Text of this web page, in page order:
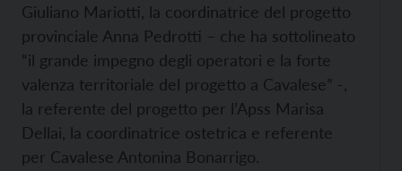
Giuliano Mariotti, la coordinatrice del progetto
provinciale Anna Pedrotti – che ha sottolineato
“il grande impegno degli operatori e la forte
valenza territoriale del progetto a Cavalese” -,
la referente del progetto per l’Apss Marisa
Dellai, la coordinatrice ostetrica e referente
per Cavalese Antonina Bonarrigo.